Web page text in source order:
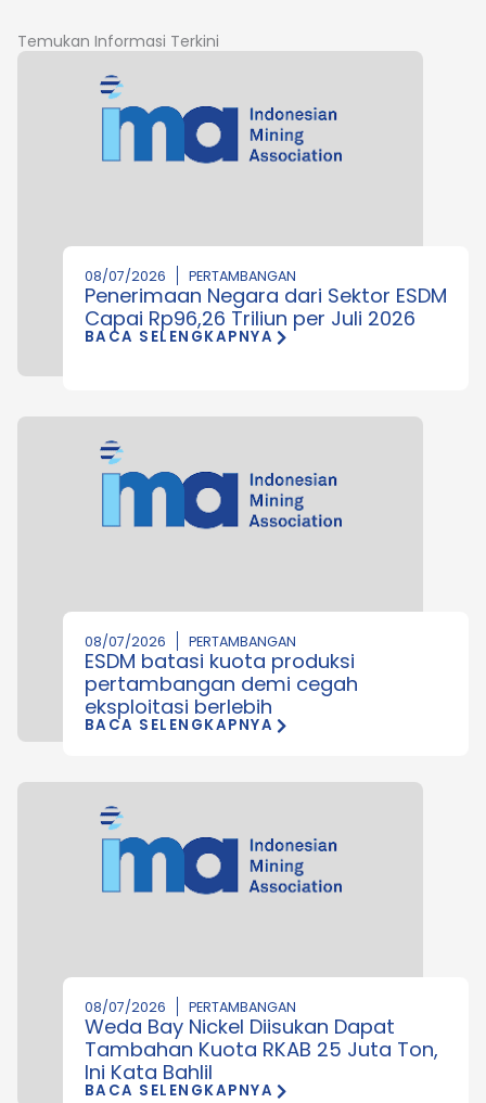
Temukan Informasi Terkini
08/07/2026 PERTAMBANGAN
Penerimaan Negara dari Sektor ESDM
Capai Rp96,26 Triliun per Juli 2026
BACA SELENGKAPNYA
08/07/2026 PERTAMBANGAN
ESDM batasi kuota produksi
pertambangan demi cegah
eksploitasi berlebih
BACA SELENGKAPNYA
08/07/2026 PERTAMBANGAN
Weda Bay Nickel Diisukan Dapat
Tambahan Kuota RKAB 25 Juta Ton,
Ini Kata Bahlil
BACA SELENGKAPNYA